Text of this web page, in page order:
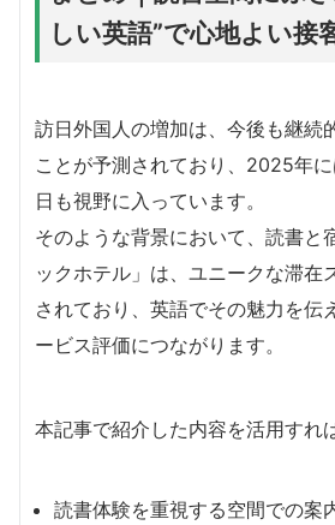
しい英語”で心地よい接
訪日外国人の増加は、今後も継続
ことが予測されており、2025年
日も視野に入っています。
そのような背景において、読書と
ックホテル」は、ユニークな滞在
されており、英語でその魅力を伝
ービス評価につながります。
本記事で紹介した内容を活用すれば
読書体験を重視する空間での案